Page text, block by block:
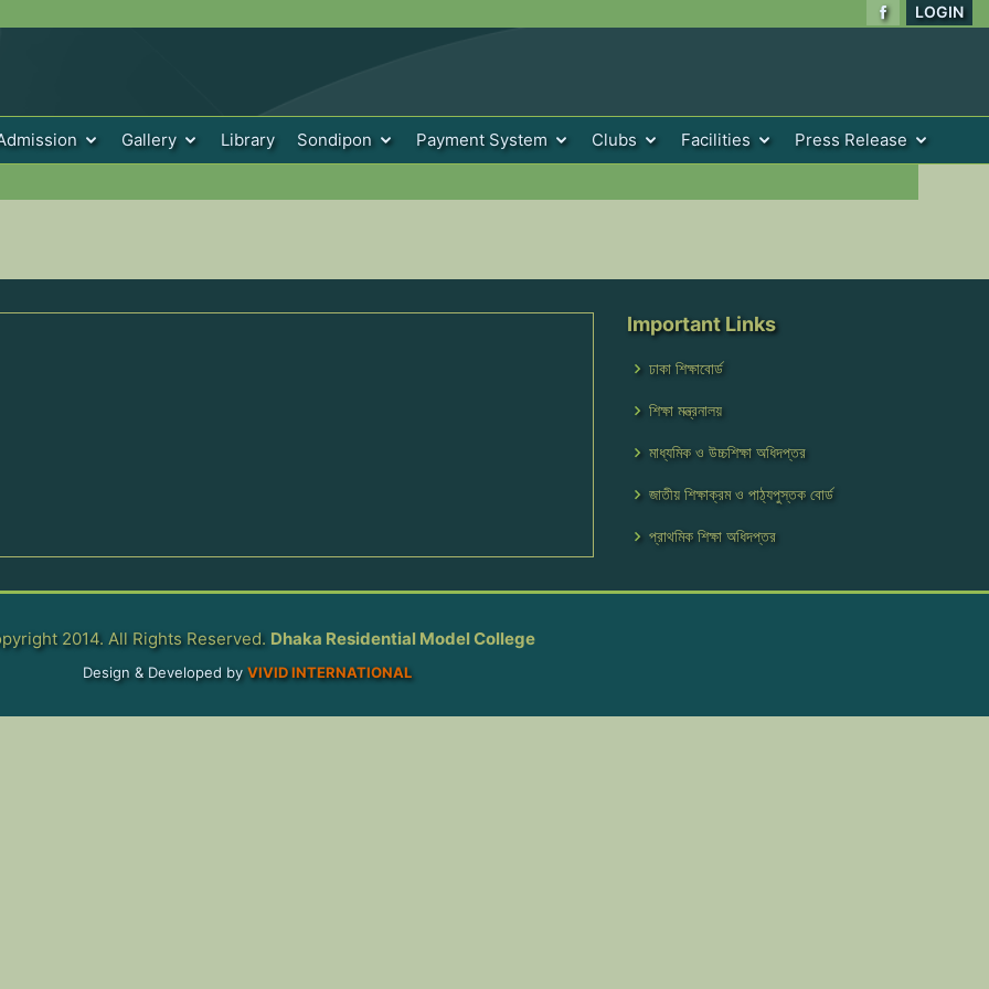
LOGIN
Gallery Library Sondipon Payment System Clubs Facilities Press Release
Important Links
ঢাকা শিক্ষাবোর্ড
শিক্ষা মন্ত্রনালয়
মাধ্যমিক ও উচ্চশিক্ষা অধিদপ্তর
জাতীয় শিক্ষাক্রম ও পাঠ্যপুস্তক বোর্ড
প্রাথমিক শিক্ষা অধিদপ্তর
2014. All Rights Reserved. Dhaka Residential Model College
Design & Developed by VIVID INTERNATIONAL